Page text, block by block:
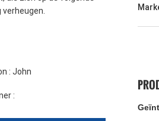
moet opnieuw
: John
: